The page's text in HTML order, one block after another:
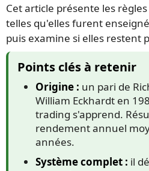
Cet article présente les
telles qu'elles furent
puis examine si elles restent
Points clés à retenir
Origine : un pari de
William Eckhardt en
trading s'apprend.
rendement annuel
années.
Système complet : il